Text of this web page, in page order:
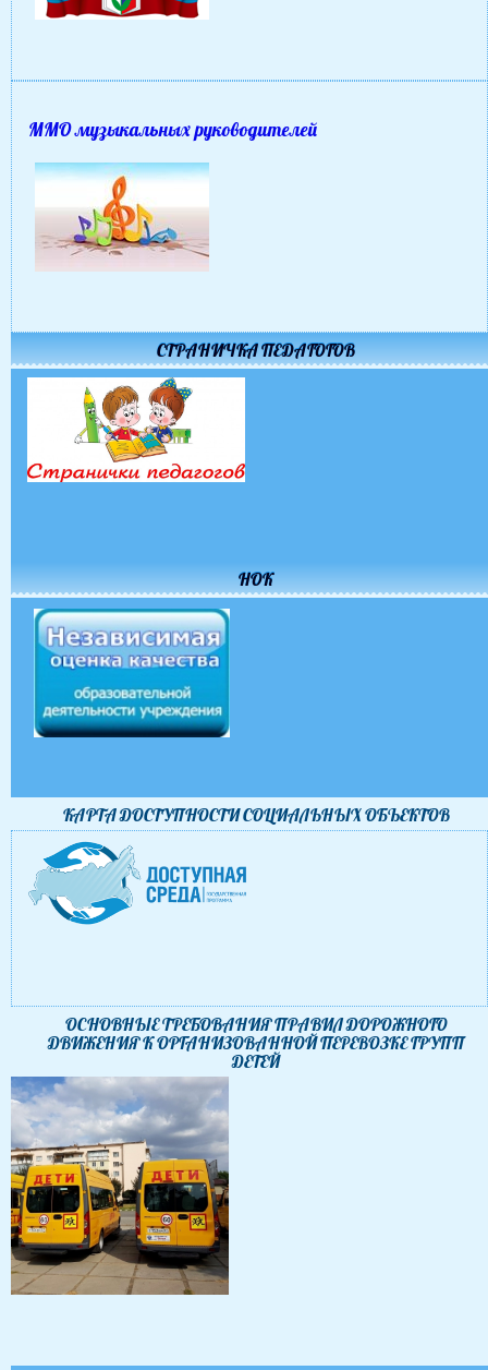
ММО музыкальных руководителей
СТРАНИЧКА ПЕДАГОГОВ
НОК
КАРТА ДОСТУПНОСТИ CОЦИАЛЬНЫХ ОБЪЕКТОВ
ОСНОВНЫЕ ТРЕБОВАНИЯ ПРАВИЛ ДОРОЖНОГО
ДВИЖЕНИЯ К ОРГАНИЗОВАННОЙ ПЕРЕВОЗКЕ ГРУПП
ДЕТЕЙ